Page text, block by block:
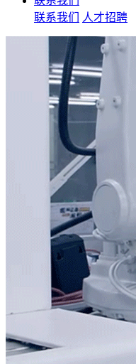
联系我们
人才招聘